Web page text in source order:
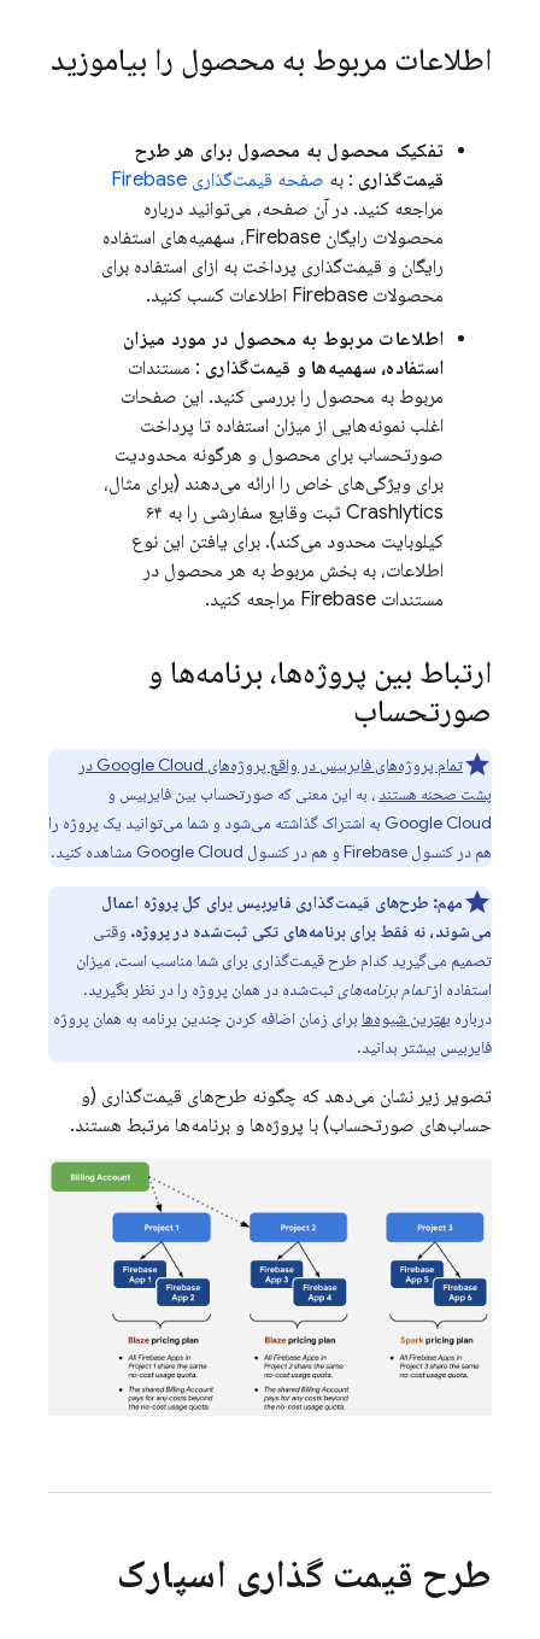
اطلاعات مربوط به محصول را بیاموزید
تفکیک محصول به محصول برای هر طرح
قیمت‌گذاری : به صفحه قیمت‌گذاری Firebase
مراجعه کنید. در آن صفحه، می‌توانید درباره
محصولات رایگان Firebase، سهمیه‌های استفاده
رایگان و قیمت‌گذاری پرداخت به ازای استفاده برای
محصولات Firebase اطلاعات کسب کنید.
اطلاعات مربوط به محصول در مورد میزان
استفاده، سهمیه‌ها و قیمت‌گذاری : مستندات
مربوط به محصول را بررسی کنید. این صفحات
اغلب نمونه‌هایی از میزان استفاده تا پرداخت
صورتحساب برای محصول و هرگونه محدودیت
برای ویژگی‌های خاص را ارائه می‌دهند (برای مثال،
Crashlytics
ثبت وقایع سفارشی را به ۶۴
کیلوبایت محدود می‌کند). برای یافتن این نوع
اطلاعات، به بخش مربوط به هر محصول در
مستندات Firebase مراجعه کنید.
ارتباط بین پروژه‌ها، برنامه‌ها و
صورتحساب
تمام پروژه‌های فایربیس در واقع پروژه‌های Google Cloud در
پشت صحنه هستند ، به این معنی که صورتحساب بین فایربیس و
Google Cloud به اشتراک گذاشته می‌شود و شما می‌توانید یک پروژه را
هم در کنسول Firebase و هم در کنسول Google Cloud مشاهده کنید.
مهم: طرح‌های قیمت‌گذاری فایربیس برای کل پروژه اعمال
می‌شوند، نه فقط برای برنامه‌های تکی ثبت‌شده در پروژه. وقتی
تصمیم می‌گیرید کدام طرح قیمت‌گذاری برای شما مناسب است، میزان
استفاده ازتمام برنامه‌های ثبت‌شده در همان پروژه را در نظر بگیرید.
درباره بهترین شیوه‌ها برای زمان اضافه کردن چندین برنامه به همان پروژه
فایربیس بیشتر بدانید.
تصویر زیر نشان می‌دهد که چگونه طرح‌های قیمت‌گذاری (و
حساب‌های صورتحساب) با پروژه‌ها و برنامه‌ها مرتبط هستند.
طرح قیمت گذاری اسپارک